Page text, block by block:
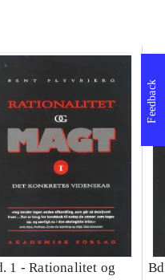
1 -Rationalitet og
Feedback